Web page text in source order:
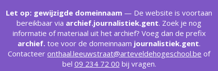
Let op: gewijzigde domeinnaam — De website is voortaan
bereikbaar via archief.journalistiek.gent. Zoek je nog
informatie of materiaal uit het archief? Voeg dan de prefix
archief. toe voor de domeinnaam journalistiek.gent.
Contacteer onthaal.leeuwstraat@arteveldehogeschool.be of
bel 09 234 72 00 bij vragen.